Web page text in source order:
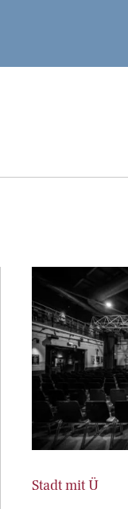
Stadt mit Ü